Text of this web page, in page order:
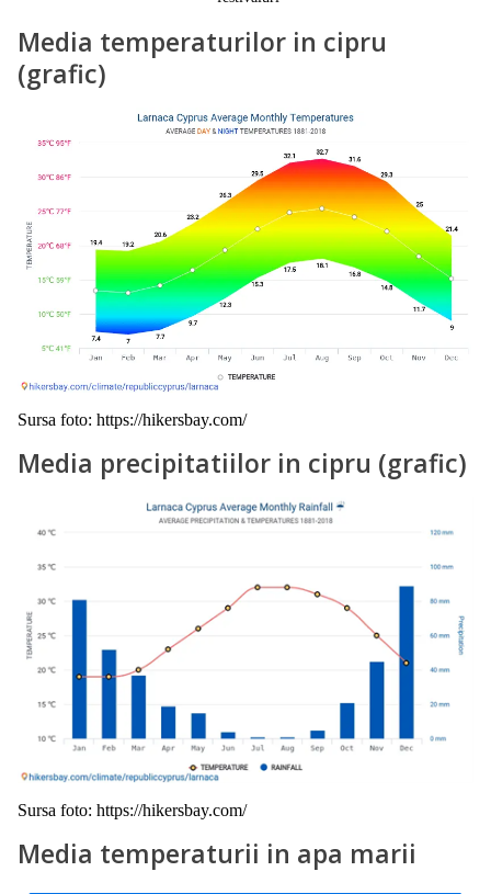
Media temperaturilor in cipru
(grafic)
Sursa foto: https://hikersbay.com/
Media precipitatiilor in cipru (grafic)
Sursa foto: https://hikersbay.com/
Media temperaturii in apa marii